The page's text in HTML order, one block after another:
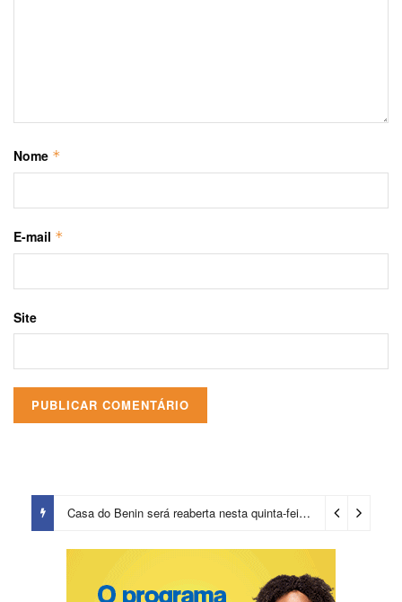
Nome *
E-mail *
Site
Casa do Benin será reaberta nesta quinta-feira (6) 3 horas ago